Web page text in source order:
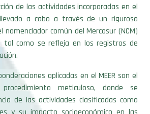
a cabo a través de un riguroso
nomenclador común del Mercosur (NCM)
tal como se refleja en los registros de
aplicadas en el MEER son el
meticuloso, donde se
de las actividades clasificadas como
y su impacto socioeconómico en las
país. Dichas ponderaciones han sido